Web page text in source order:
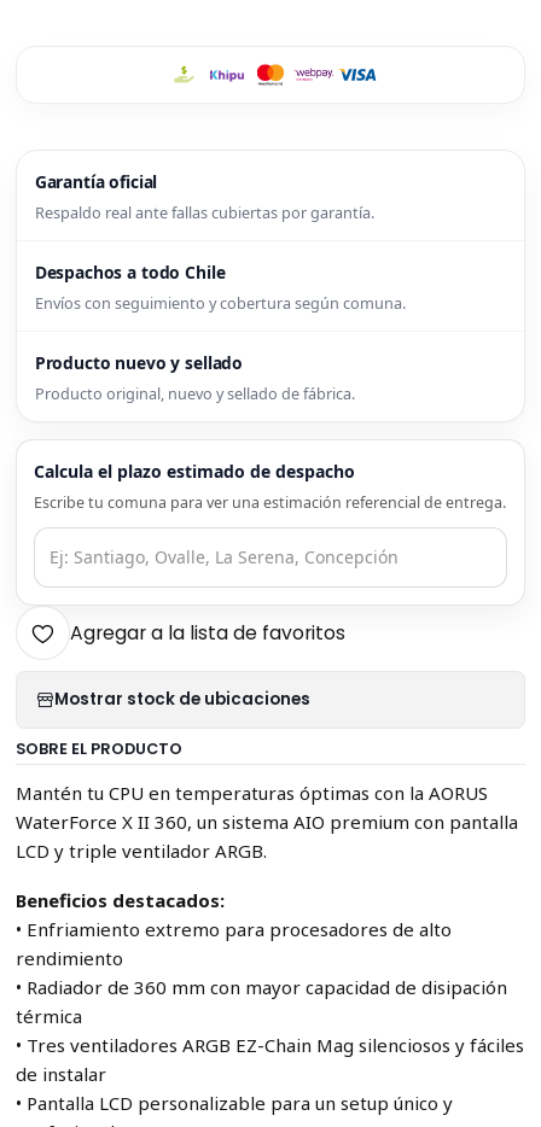
Garantía oficial
Respaldo real ante fallas cubiertas por garantía.
Despachos a todo Chile
Envíos con seguimiento y cobertura según comuna.
Producto nuevo y sellado
Producto original, nuevo y sellado de fábrica.
Calcula el plazo estimado de despacho
Escribe tu comuna para ver una estimación referencial de entrega.
Agregar a la lista de favoritos
Mostrar stock de ubicaciones
SOBRE EL PRODUCTO
Mantén tu CPU en temperaturas óptimas con la AORUS
WaterForce X II 360, un sistema AIO premium con pantalla
LCD y triple ventilador ARGB.
Beneficios destacados:
• Enfriamiento extremo para procesadores de alto
rendimiento
• Radiador de 360 mm con mayor capacidad de disipación
térmica
• Tres ventiladores ARGB EZ-Chain Mag silenciosos y fáciles
de instalar
• Pantalla LCD personalizable para un setup único y